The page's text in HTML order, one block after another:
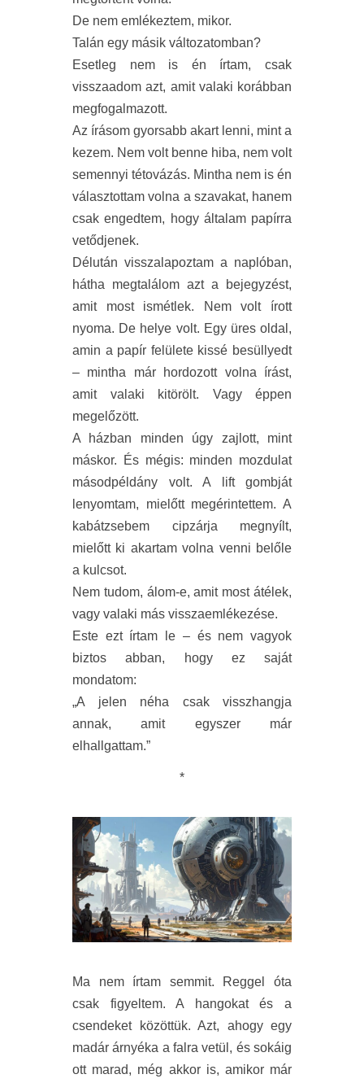
De nem emlékeztem, mikor.
Talán egy másik változatomban?
Esetleg nem is én írtam, csak
visszaadom azt, amit valaki korábban
megfogalmazott.
Az írásom gyorsabb akart lenni, mint a
kezem. Nem volt benne hiba, nem volt
semennyi tétovázás. Mintha nem is én
választottam volna a szavakat, hanem
csak engedtem, hogy általam papírra
vetődjenek.
Délután visszalapoztam a naplóban,
hátha megtalálom azt a bejegyzést,
amit most ismétlek. Nem volt írott
nyoma. De helye volt. Egy üres oldal,
amin a papír felülete kissé besüllyedt
– mintha már hordozott volna írást,
amit valaki kitörölt. Vagy éppen
megelőzött.
A házban minden úgy zajlott, mint
máskor. És mégis: minden mozdulat
másodpéldány volt. A lift gombját
lenyomtam, mielőtt megérintettem. A
kabátzsebem cipzárja megnyílt,
mielőtt ki akartam volna venni belőle
a kulcsot.
Nem tudom, álom-e, amit most átélek,
vagy valaki más visszaemlékezése.
Este ezt írtam le – és nem vagyok
biztos abban, hogy ez saját
mondatom:
„A jelen néha csak visszhangja
annak, amit egyszer már
elhallgattam.”
*
Ma nem írtam semmit. Reggel óta
csak figyeltem. A hangokat és a
csendeket
közöttük. Azt, ahogy egy
madár árnyéka a falra vetül, és sokáig
ott marad, még akkor is, amikor már